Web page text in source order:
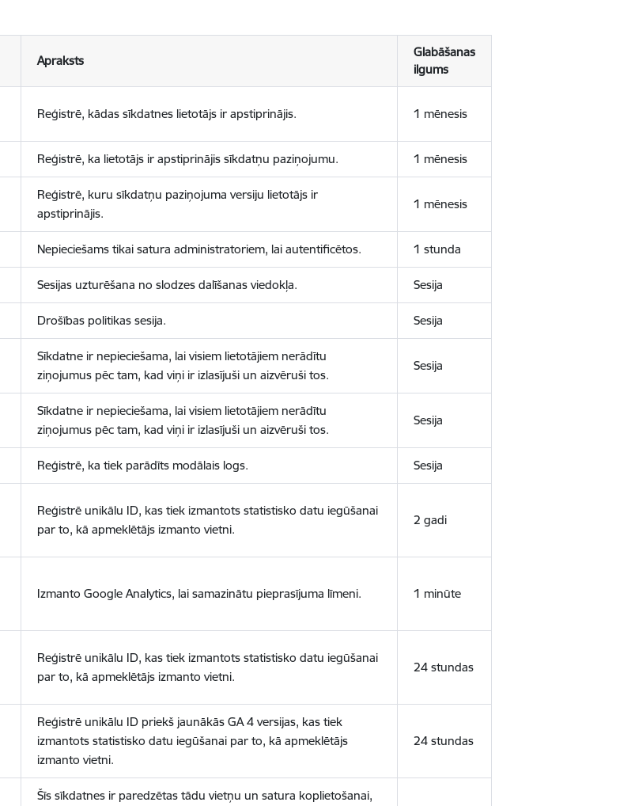
Apraksts
Glabāšanas
ilgums
Reģistrē, kādas sīkdatnes lietotājs ir apstiprinājis. 1 mēnesis
Reģistrē, ka lietotājs ir apstiprinājis sīkdatņu paziņojumu. 1 mēnesis
Reģistrē, kuru sīkdatņu paziņojuma versiju lietotājs ir
apstiprinājis.
1 mēnesis
Nepieciešams tikai satura administratoriem, lai autentificētos. 1 stunda
Sesijas uzturēšana no slodzes dalīšanas viedokļa. Sesija
Drošības politikas sesija. Sesija
Sīkdatne ir nepieciešama, lai visiem lietotājiem nerādītu
ziņojumus pēc tam, kad viņi ir izlasījuši un aizvēruši tos.
Sesija
Sīkdatne ir nepieciešama, lai visiem lietotājiem nerādītu
ziņojumus pēc tam, kad viņi ir izlasījuši un aizvēruši tos.
Sesija
Reģistrē, ka tiek parādīts modālais logs. Sesija
Reģistrē unikālu ID, kas tiek izmantots statistisko datu iegūšanai
par to, kā apmeklētājs izmanto vietni.
2 gadi
Izmanto Google Analytics, lai samazinātu pieprasījuma līmeni. 1 minūte
Reģistrē unikālu ID, kas tiek izmantots statistisko datu iegūšanai
par to, kā apmeklētājs izmanto vietni.
24 stundas
Reģistrē unikālu ID priekš jaunākās GA 4 versijas, kas tiek
izmantots statistisko datu iegūšanai par to, kā apmeklētājs
izmanto vietni.
24 stundas
Šīs sīkdatnes ir paredzētas tādu vietņu un satura koplietošanai,